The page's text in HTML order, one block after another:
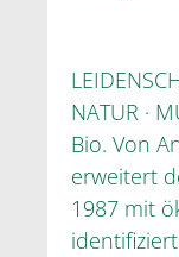
NATUR ·
Bio. Von
erweitert
1987 mit